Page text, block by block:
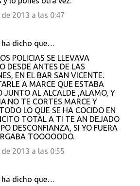
2013 a las 0:47
dicho que…
POLICIAS SE LLEVAVA
DESDE ANTES DE LAS
EN EL BAR SAN VICENTE.
A MARCE QUE ESTABA
JUNTO AL ALCALDE ,ALAMO, Y
TE CORTES MARCE Y
LO QUE SE HA COCIDO EN
TOTAL A TI TE AN DEJADO
DESCONFIANZA, SI YO FUERA
TOOOOODO.
2013 a las 0:55
dicho que…